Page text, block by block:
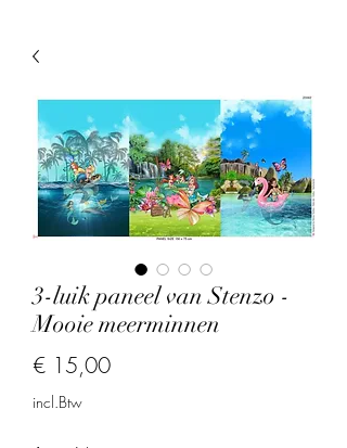
3-luik paneel van Stenzo -
Mooie meerminnen
€ 15,00Prijs
incl.Btw